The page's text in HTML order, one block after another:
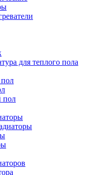
для теплого пола
пол